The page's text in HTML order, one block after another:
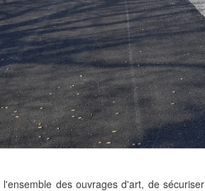
des ouvrages d'art, de